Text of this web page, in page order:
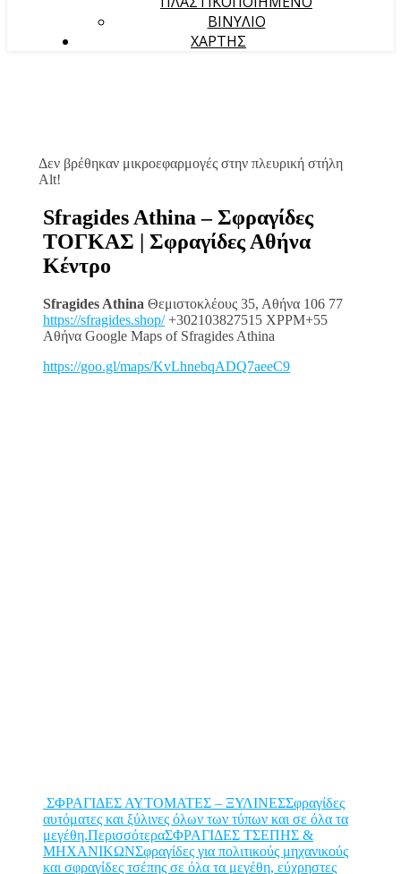
ΒΙΝΥΛΙΟ
ΧΑΡΤΗΣ
Δεν βρέθηκαν μικροεφαρμογές στην πλευρική στήλη
Alt!
Sfragides Athina – Σφραγίδες
ΤΟΓΚΑΣ | Σφραγίδες Αθήνα
Κέντρο
Sfragides Athina Θεμιστοκλέους 35, Αθήνα 106 77
https://sfragides.shop/+302103827515 XPPM+55
Αθήνα Google Maps of Sfragides Athina
https://goo.gl/maps/KvLhnebqADQ7aeeC9
ΣΦΡΑΓΙΔΕΣ ΑΥΤΟΜΑΤΕΣ – ΞΥΛΙΝΕΣΣφραγίδες
αυτόματες και ξύλινες όλων των τύπων και σε όλα τα
μεγέθη.ΠερισσότεραΣΦΡΑΓΙΔΕΣ ΤΣΕΠΗΣ &
ΜΗΧΑΝΙΚΩΝΣφραγίδες για πολιτικούς μηχανικούς
και σφραγίδες τσέπης σε όλα τα μεγέθη, εύχρηστες